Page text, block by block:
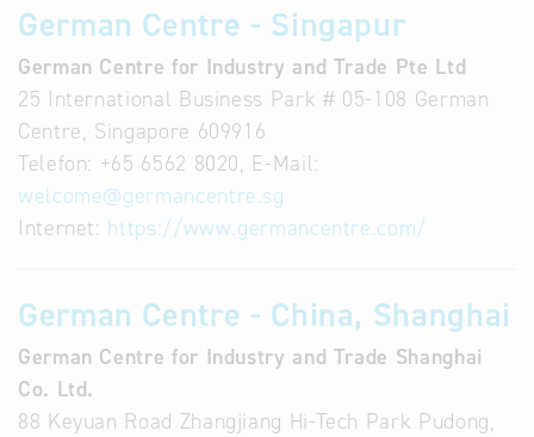
German Centre - Singapur
German Centre for Industry and Trade Pte Ltd
25 International Business Park # 05-108 German
Centre, Singapore 609916
Telefon: +65 6562 8020, E-Mail:
welcome@germancentre.sg
Internet: https://www.germancentre.com/
German Centre - China, Shanghai
German Centre for Industry and Trade Shanghai
Co. Ltd.
88 Keyuan Road Zhangjiang Hi-Tech Park Pudong,